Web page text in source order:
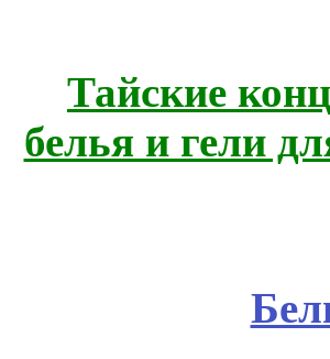
Тайские
белья и гели